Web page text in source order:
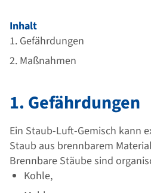
l
t
g
a
t
n
m
F
u
ß
Inhalt
1. Gefährdungen
2. Maßnahmen
1. Gefährdungen
Ein Staub-Luft-Gemisch kann
Staub aus brennbarem
Brennbare Stäube sind
Kohle,